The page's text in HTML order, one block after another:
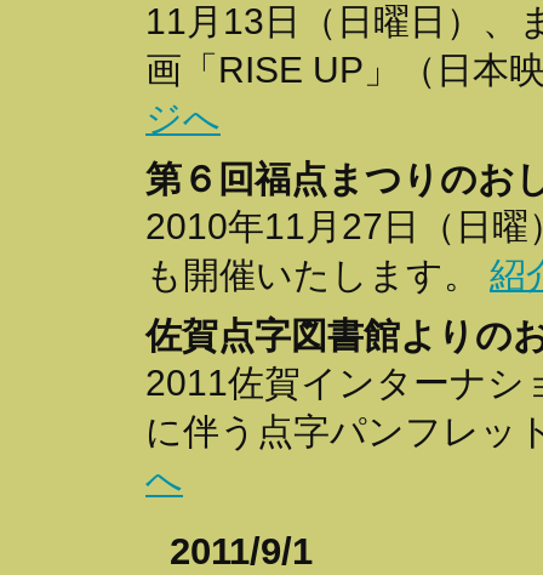
11月13日（日曜日）、
画「RISE UP」（日本
ジへ
第６回福点まつりのお
2010年11月27日（日
も開催いたします。 紹
佐賀点字図書館よりの
2011佐賀インターナシ
に伴う点字パンフレッ
へ
2011/9/1